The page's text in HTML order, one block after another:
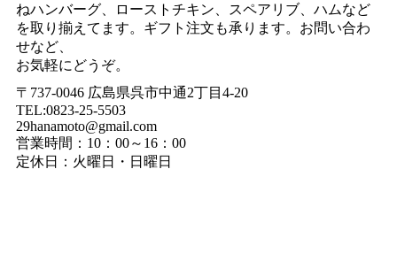
ねハンバーグ、ローストチキン、スペアリブ、ハムなど
を取り揃えてます。ギフト注文も承ります。お問い合わ
せなど、
お気軽にどうぞ。
〒737-0046 広島県呉市中通2丁目4-20
TEL:0823-25-5503
29hanamoto@gmail.com
営業時間：10：00～16：00
定休日：火曜日・日曜日